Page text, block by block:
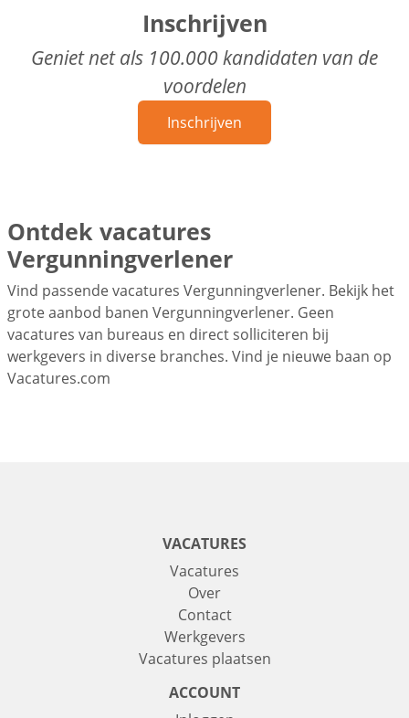
Inschrijven
Geniet net als 100.000 kandidaten van de
voordelen
Inschrijven
Ontdek vacatures
Vergunningverlener
Vind passende vacatures Vergunningverlener. Bekijk het
grote aanbod banen Vergunningverlener. Geen
vacatures van bureaus en direct solliciteren bij
werkgevers in diverse branches. Vind je nieuwe baan op
Vacatures.com
VACATURES
Vacatures
Over
Contact
Werkgevers
Vacatures plaatsen
ACCOUNT